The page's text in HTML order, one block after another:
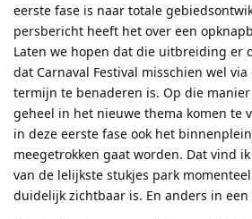
eerste fase is naar totale
persbericht heeft het over een
Laten we hopen dat die uitbreiding er
dat Carnaval Festival misschien wel
termijn te benaderen is. Op die
geheel in het nieuwe thema komen te
in deze eerste fase ook het
meegetrokken gaat worden. Dat vind
van de lelijkste stukjes park
duidelijk zichtbaar is. En anders in een